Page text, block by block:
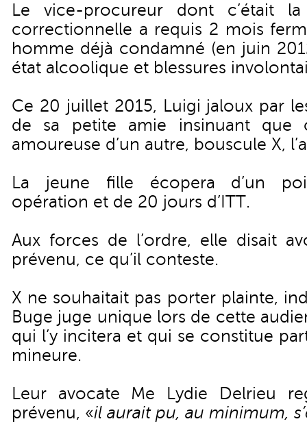
Le vice-procureur dont c’était
correctionnelle a requis 2 mois
homme déjà condamné (en juin
état alcoolique et blessures
Ce 20 juillet 2015, Luigi jaloux par
de sa petite amie insinuant que
amoureuse d’un autre, bouscule X,
La jeune fille écopera d’un
opération et de 20 jours d’ITT.
Aux forces de l’ordre, elle disait
prévenu, ce qu’il conteste.
X ne souhaitait pas porter plainte,
Buge juge unique lors de cette
qui l’y incitera et qui se constitue
mineure.
Leur avocate Me Lydie Delrieu
prévenu, «il aurait pu, au minimum,